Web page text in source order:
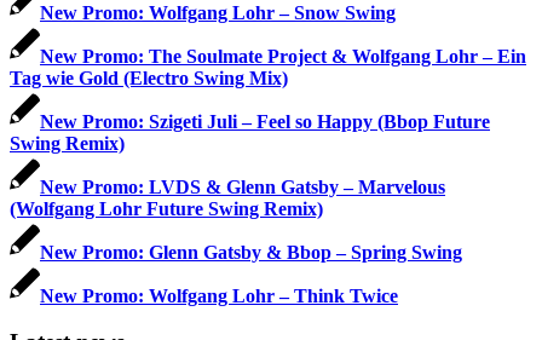
New Promo: Wolfgang Lohr – Snow Swing
New Promo: The Soulmate Project & Wolfgang Lohr – Ein
Tag wie Gold (Electro Swing Mix)
New Promo: Szigeti Juli – Feel so Happy (Bbop Future
Swing Remix)
New Promo: LVDS & Glenn Gatsby – Marvelous
(Wolfgang Lohr Future Swing Remix)
New Promo: Glenn Gatsby & Bbop – Spring Swing
New Promo: Wolfgang Lohr – Think Twice